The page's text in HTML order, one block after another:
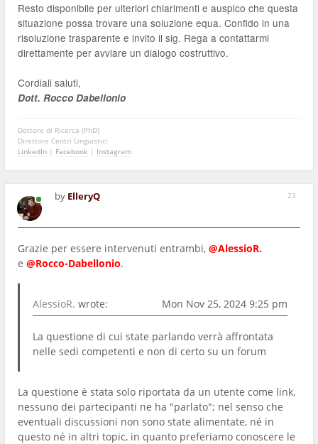
Resto disponibile per ulteriori chiarimenti e auspico che questa
situazione possa trovare una soluzione equa. Confido in una
risoluzione trasparente e invito il sig. Rega a contattarmi
direttamente per avviare un dialogo costruttivo.
Cordiali saluti,
Dott. Rocco Dabellonio
Dottore di Ricerca (PhD)
Direttore Centri Linguistici
LinkedIn | Facebook | Instagram
23
by ElleryQ
Grazie per essere intervenuti entrambi, @AlessioR.
e @Rocco-Dabellonio.
AlessioR. wrote: Mon Nov 25, 2024 9:25 pm
La questione di cui state parlando verrà affrontata
nelle sedi competenti e non di certo su un forum
La questione è stata solo riportata da un utente come link,
nessuno dei partecipanti ne ha "parlato"; nel senso che
eventuali discussioni non sono state alimentate, né in
questo né in altri topic, in quanto preferiamo conoscere le